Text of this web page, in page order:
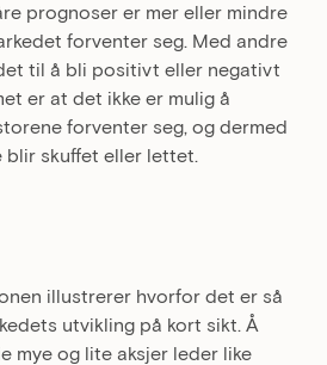
prognoser er mer eller mindre
forventer seg. Med andre
til å bli positivt eller negativt
er at det ikke er mulig å
forventer seg, og dermed
blir skuffet eller lettet.
illustrerer hvorfor det er så
utvikling på kort sikt. Å
mye og lite aksjer leder like